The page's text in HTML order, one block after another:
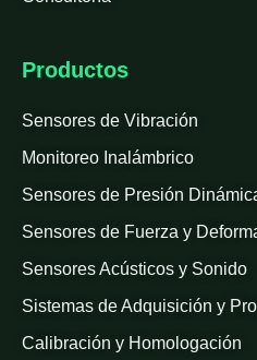
Productos
Sensores de Vibración
Monitoreo Inalámbrico
Sensores de Presión
Sensores de Fuerza y
Sensores Acústicos y Sonido
Sistemas de Adquisición y
Calibración y Homologación